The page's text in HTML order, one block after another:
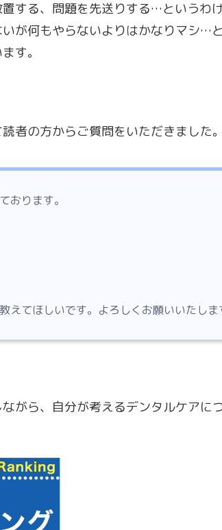
する、問題を先送りする…というわ
が何もやらないよりはかなりマシ…
す。
者の方からご質問をいただきました
おります。
えてほしいです。 よろしくお願いいたしま
がら、自分が考えるデンタルケアに